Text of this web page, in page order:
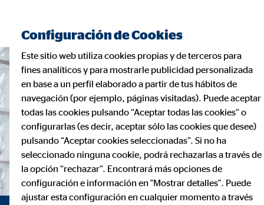
Configuración de Cookies
Este sitio web utiliza cookies propias y de terceros para
fines analíticos y para mostrarle publicidad personalizada
en base a un perfil elaborado a partir de tus hábitos de
navegación (por ejemplo, páginas visitadas). Puede aceptar
todas las cookies pulsando “Aceptar todas las cookies” o
configurarlas (es decir, aceptar sólo las cookies que desee)
pulsando “Aceptar cookies seleccionadas”. Si no ha
seleccionado ninguna cookie, podrá rechazarlas a través de
la opción “rechazar”. Encontrará más opciones de
configuración e información en "Mostrar detalles". Puede
ajustar esta configuración en cualquier momento a través